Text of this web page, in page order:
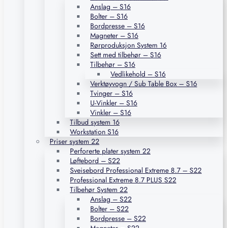
Anslag – S16
Bolter – S16
Bordpresse – S16
Magneter – S16
Rørproduksjon System 16
Sett med tilbehør – S16
Tilbehør – S16
Vedlikehold – S16
Verktøyvogn / Sub Table Box – S16
Tvinger – S16
U-Vinkler – S16
Vinkler – S16
Tilbud system 16
Workstation S16
Priser system 22
Perforerte plater system 22
Løftebord – S22
Sveisebord Professional Extreme 8.7 – S22
Professional Extreme 8.7 PLUS S22
Tilbehør System 22
Anslag – S22
Bolter – S22
Bordpresse – S22